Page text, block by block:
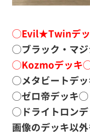
◯Evil★Twinデ
◯ブラック・マ
◯Kozmoデッキ
◯メタビートデ
◯ゼロ帝デッキ◯
◯ドライトロン
画像のデッキ以